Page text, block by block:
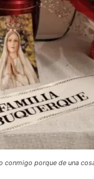
porque de una